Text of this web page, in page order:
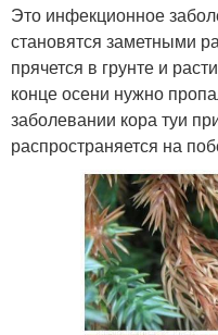
Это инфекционное
становятся заметными
прячется в грунте и
конце осени нужно
заболевании кора туи
распространяется на